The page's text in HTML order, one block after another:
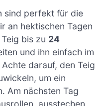
sind perfekt für die
an hektischen Tagen
bis zu 24
und ihn einfach im
darauf, den Teig
um ein
Am nächsten Tag